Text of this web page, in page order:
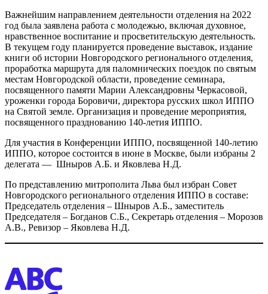
Важнейшим направлением деятельности отделения на 2022
год была заявлена работа с молодежью, включая духовное,
нравственное воспитание и просветительскую деятельность.
В текущем году планируется проведение выставок, издание
книги об истории Новгородского регионального отделения,
проработка маршрута для паломнических поездок по святым
местам Новгородской области, проведение семинара,
посвященного памяти Марии Александровны Черкасовой,
уроженки города Боровичи, директора русских школ ИППО
на Святой земле. Организация и проведение мероприятия,
посвященного празднованию 140-летия ИППО.
Для участия в Конференции ИППО, посвященной 140-летию
ИППО, которое состоится в июне в Москве, были избраны 2
делегата — Шныров А.Б. и Яковлева Н.Д.
По представлению митрополита Льва был избран Совет
Новгородского регионального отделения ИППО в составе:
Председатель отделения – Шныров А.Б., заместитель
Председателя – Богданов С.Б., Секретарь отделения – Морозов
А.В., Ревизор – Яковлева Н.Д.